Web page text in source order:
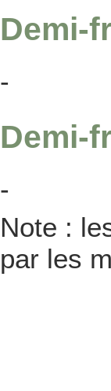
Demi-
-
Demi-
-
Note :
par les